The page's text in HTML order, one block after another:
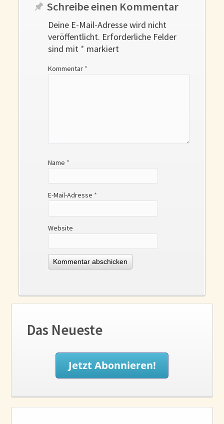
Schreibe einen Kommentar
Deine E-Mail-Adresse wird nicht
veröffentlicht. Erforderliche Felder
sind mit * markiert
Kommentar *
Name *
E-Mail-Adresse *
Website
Das Neueste